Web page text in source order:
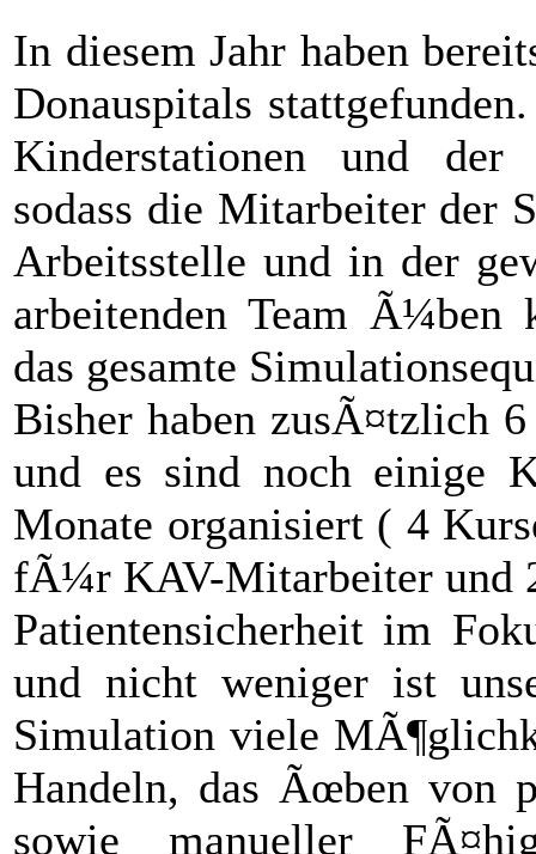
In diesem Jahr haben
Donauspitals
Kinderstationen und der
sodass die Mitarbeiter der
Arbeitsstelle und in der
arbeitenden Team Ã¼ben
das gesamte
Bisher haben zusÃ¤tzlich
und es sind noch einige
Monate organisiert ( 4
fÃ¼r KAV-Mitarbeiter und
Patientensicherheit im
und nicht weniger ist
Simulation viele
Handeln, das Ãœben von
sowie manueller